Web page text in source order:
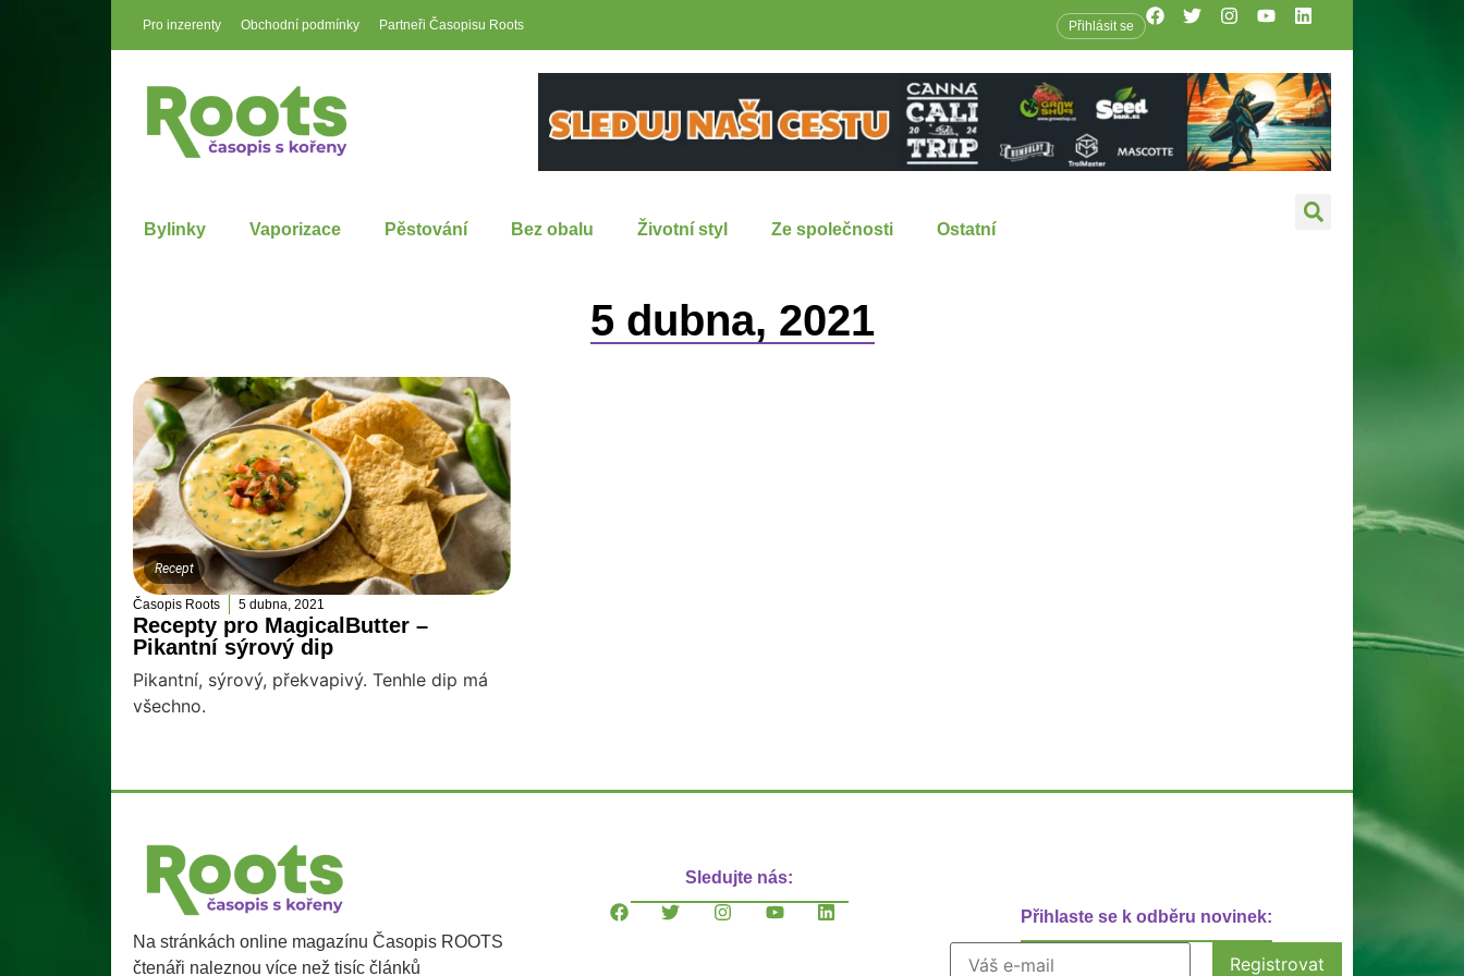
Pro inzerenty Obchodní podmínky Partneři Časopisu Roots Přihlásit se
Bylinky Vaporizace Pěstování Bez obalu Životní styl Ze společnosti Ostatní
5 dubna, 2021
Recept
Časopis Roots 5 dubna, 2021
Recepty pro MagicalButter –
Pikantní sýrový dip
Pikantní, sýrový, překvapivý. Tenhle dip má
všechno.
Na stránkách online magazínu Časopis ROOTS
čtenáři naleznou více než tisíc článků
Sledujte nás:
Přihlaste se k odběru novinek: